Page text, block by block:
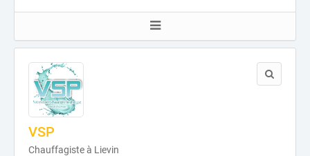
VSP
Chauffagiste à Lievin